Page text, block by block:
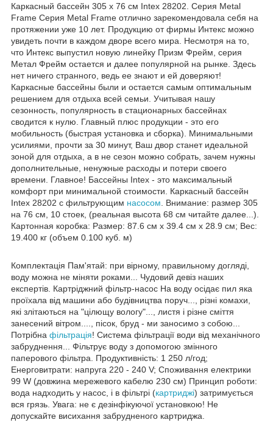
Каркасный бассейн 305 x 76 см Intex 28202. Серия Metal
Frame Серия Metal Frame отлично зарекомендовала себя на
протяжении уже 10 лет. Продукцию от фирмы Интекс можно
увидеть почти в каждом дворе всего мира. Несмотря на то,
что Интекс выпустил новую линейку Призм Фрейм, серия
Метал Фрейм остается и далее популярной на рынке. Здесь
нет ничего странного, ведь ее знают и ей доверяют!
Каркасные бассейны были и остается самым оптимальным
решением для отдыха всей семьи. Учитывая нашу
сезонность, популярность в стационарных бассейнах
сводится к нулю. Главный плюс продукции - это его
мобильность (быстрая установка и сборка). Минимальными
усилиями, прочти за 30 минут, Ваш двор станет идеальной
зоной для отдыха, а в не сезон можно собрать, зачем нужны
дополнительные, ненужные расходы и потери своего
времени. Главное! Бассейны Intex - это максимальный
комфорт при минимальной стоимости. Каркасный бассейн
Intex 28202 с фильтрующим насосом . Внимание: размер 305
на 76 см, 10 стоек, (реальная высота 68 см читайте далее...).
Картонная коробка: Размер: 87.6 см х 39.4 см х 28.9 см; Вес:
19.400 кг (объем 0.100 куб. м)
Комплектація Пам'ятай: при вірному, правильному догляді,
воду можна не міняти роками... Чудовий девіз наших
експертів. Картріджний фільтр-насос На воду осідає пил яка
проїхала від машини або будівництва поруч..., різні комахи,
які злітаються на "цілющу вологу"..., листя і різне сміття
занесений вітром...., пісок, бруд - ми заносимо з собою...
Потрібна фільтрація! Система фільтрації води від механічного
забруднення... Фільтрує воду з допомогою змінного
паперового фільтра. Продуктивність: 1 250 л/год;
Енерговитрати: напруга 220 - 240 V; Споживання електрики
99 W (довжина мережевого кабелю 230 см) Принцип роботи:
вода надходить у насос, і в фільтрі (картриджі) затримується
вся грязь. Увага: не є дезінфікуючої установкою! Не
допускайте висихання забрудненого картриджа.